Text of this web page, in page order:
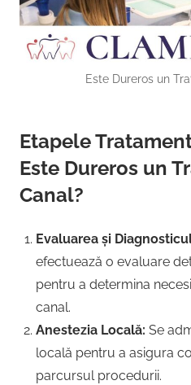
Este Dureros un
Etapele
Este Dureros un
Canal?
Evaluarea și
efectuează o evaluare
pentru a determina
canal.
Anestezia Locală: Se
locală pentru a asigura
parcursul procedurii.